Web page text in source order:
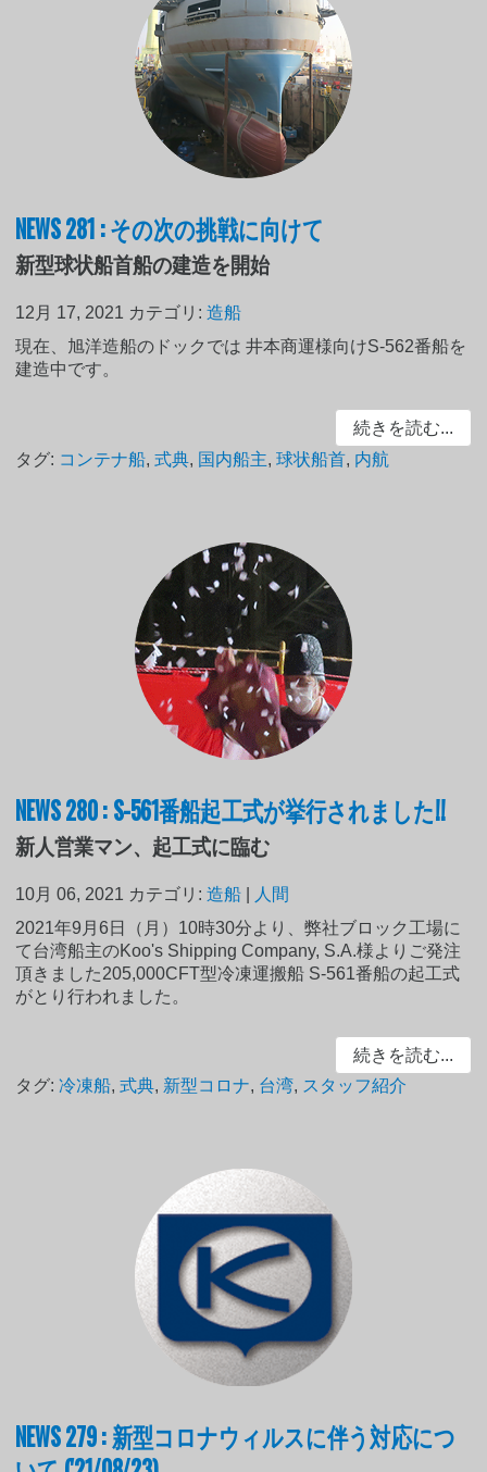
NEWS 281 : その次の挑戦に向けて
新型球状船首船の建造を開始
12月 17, 2021 カテゴリ:造船
現在、旭洋造船のドックでは 井本商運様向けS-562番船を
建造中です。
続きを読む...
タグ: コンテナ船,式典, 国内船主,球状船首, 内航
NEWS 280 : S-561番船起工式が挙行されました!!
新人営業マン、起工式に臨む
10月 06, 2021 カテゴリ:造船
人間
2021年9月6日（月）10時30分より、弊社ブロック工場に
て台湾船主のKoo's Shipping Company, S.A.様よりご発注
頂きました205,000CFT型冷凍運搬船 S-561番船の起工式
がとり行われました。
続きを読む...
タグ:冷凍船,式典, 新型コロナ, 台湾, スタッフ紹介
NEWS 279 : 新型コロナウィルスに伴う対応につ